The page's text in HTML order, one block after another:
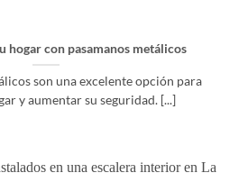
hogar con pasamanos metálicos
son una excelente opción para
y aumentar su seguridad. [...]